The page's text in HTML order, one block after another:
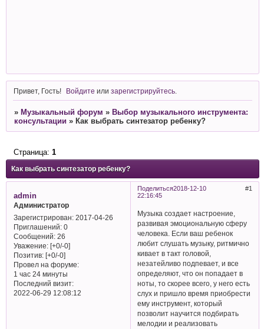
Привет, Гость! Войдите илизарегистрируйтесь
» Музыкальный форум » Выбор музыкального инструмента:
консультации » Как выбрать синтезатор ребенку?
Как выбрать синтезатор ребенку?
Страница: 1
Поделиться 1
2018-12-10
22:16:45
admin
Администратор
Зарегистрирован: 2017-04-26
Приглашений:0
Сообщений:26
Уважение: [+0/-0]
Позитив: [+0/-0]
Провел на форуме:
1 час 24 минуты
Последний визит:
2022-06-29 12:08:12
Музыка создает настроение,
развивая эмоциональную сферу
человека. Если ваш ребенок
любит слушать музыку, ритмично
кивает в такт головой,
незатейливо подпевает, и все
определяют, что он попадает в
ноты, то скорее всего, у него есть
слух и пришло время приобрести
ему инструмент, который
позволит научится подбирать
мелодии и реализовать